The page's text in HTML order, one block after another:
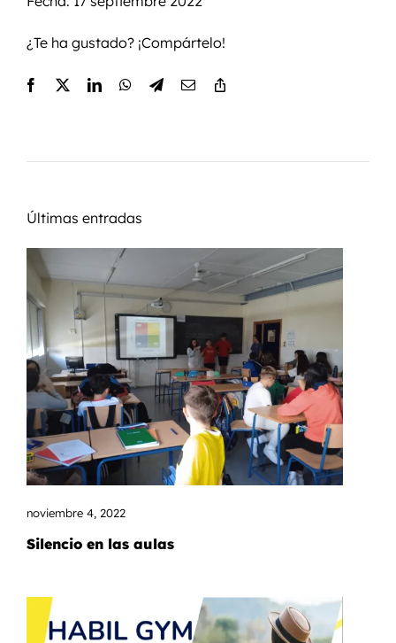
¿Te ha gustado? ¡Compártelo!
Últimas entradas
noviembre 4, 2022
Silencio en las aulas